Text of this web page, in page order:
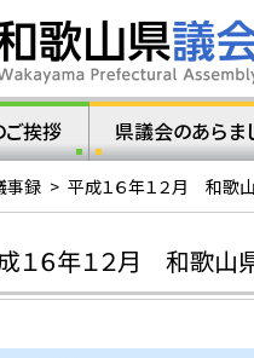
ご挨拶 県議会のあらま
事録 > 平成１６年１２月 和歌
１６年１２月 和歌山